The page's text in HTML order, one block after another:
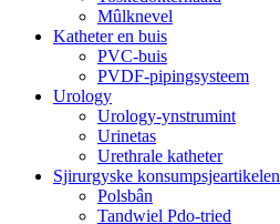
Mûlknevel
Katheter en buis
PVC-buis
PVDF-pipingsysteem
Urology
Urology-ynstrumint
Urinetas
Urethrale katheter
Sjirurgyske konsumpsjeartikelen
Polsbân
Tandwiel Pdo-tried